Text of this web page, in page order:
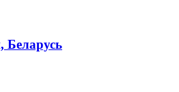
Беларусь